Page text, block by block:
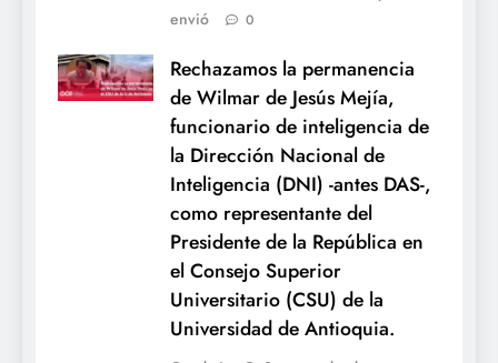
envió
0
Rechazamos la permanencia
de Wilmar de Jesús Mejía,
funcionario de inteligencia de
la Dirección Nacional de
Inteligencia (DNI) -antes DAS-,
como representante del
Presidente de la República en
el Consejo Superior
Universitario (CSU) de la
Universidad de Antioquia.